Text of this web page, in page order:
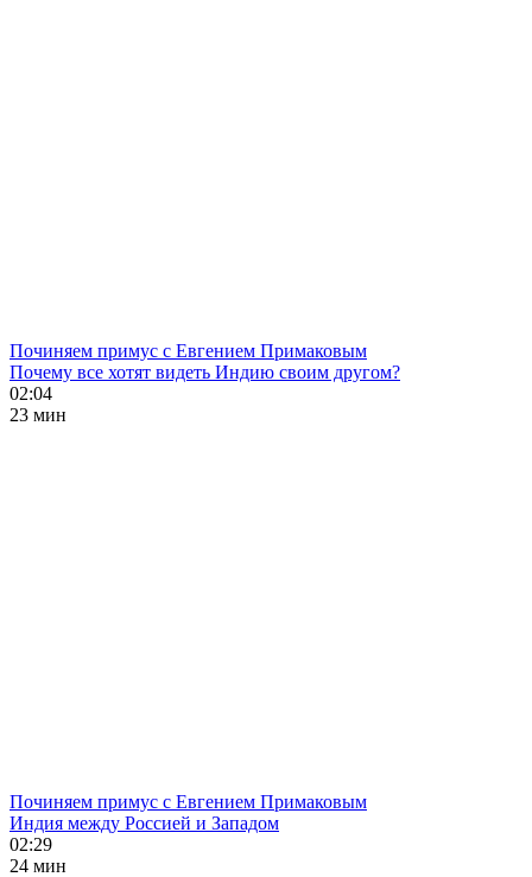
Починяем примус с Евгением Примаковым
Почему все хотят видеть Индию своим другом?
02:04
23 мин
Починяем примус с Евгением Примаковым
Индия между Россией и Западом
02:29
24 мин